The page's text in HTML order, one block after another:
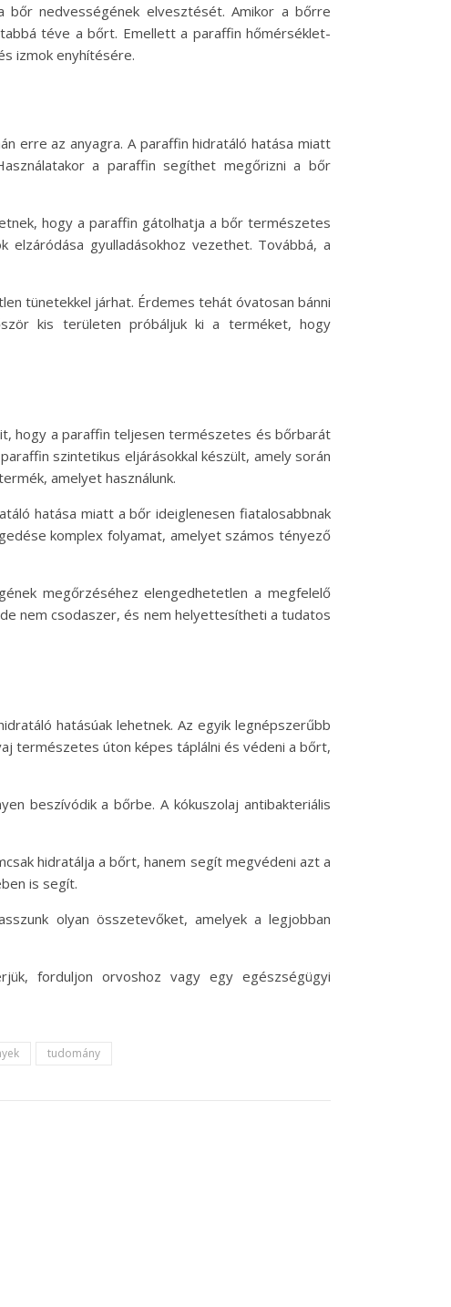
bőr nedvességének elvesztését. Amikor a bőrre
téve a bőrt. Emellett a paraffin hőmérséklet-
izmok enyhítésére.
erre az anyagra. A paraffin hidratáló hatása miatt
a paraffin segíthet megőrizni a bőr
hogy a paraffin gátolhatja a bőr természetes
gyulladásokhoz vezethet. Továbbá, a
tünetekkel járhat. Érdemes tehát óvatosan bánni
kis területen próbáljuk ki a terméket, hogy
hogy a paraffin teljesen természetes és bőrbarát
szintetikus eljárásokkal készült, amely során
amelyet használunk.
hatása miatt a bőr ideiglenesen fiatalosabbnak
komplex folyamat, amelyet számos tényező
megőrzéséhez elengedhetetlen a megfelelő
nem csodaszer, és nem helyettesítheti a tudatos
hatásúak lehetnek. Az egyik legnépszerűbb
természetes úton képes táplálni és védeni a bőrt,
beszívódik a bőrbe. A kókuszolaj antibakteriális
hidratálja a bőrt, hanem segít megvédeni azt a
is segít.
olyan összetevőket, amelyek a legjobban
forduljon orvoshoz vagy egy egészségügyi
tudomány